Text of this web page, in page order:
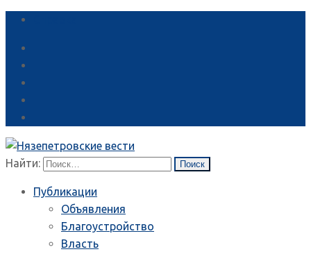
Найти:
Публикации
Объявления
Благоустройство
Власть